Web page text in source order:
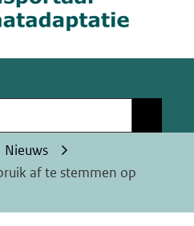
Nieuws
af te stemmen op